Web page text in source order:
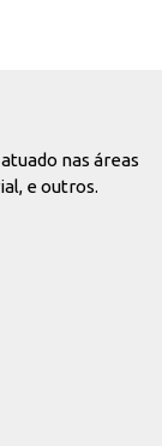
nas áreas
e outros.